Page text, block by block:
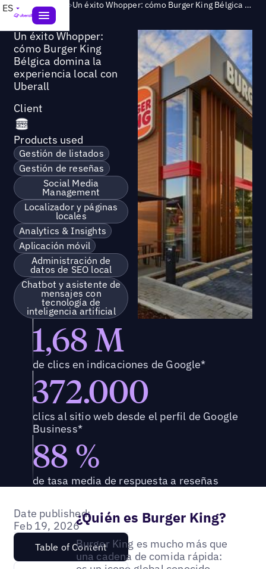
ES Success Story > Un éxito Whopper: cómo Burger King Bélgica domina la experiencia local con Uberall
Un éxito Whopper:
cómo Burger King
Bélgica domina la
experiencia local con
Uberall
Client
Products used
Gestión de listados
Gestión de reseñas
Social Media
Management
Localizador y páginas
locales
Analytics & Insights
Aplicación móvil
Administración de
datos de SEO local
Chatbot y asistente de
mensajes con
tecnología de
inteligencia artificial
1,68 M
de clics en indicaciones de Google*
372.000
clics al sitio web desde el perfil de Google
Business*
88 %
de tasa media de respuesta a reseñas
Date published:
Feb 19, 2026
Table of Content
¿Quién es Burger King?
Burger King es mucho más que
una cadena de comida rápida: